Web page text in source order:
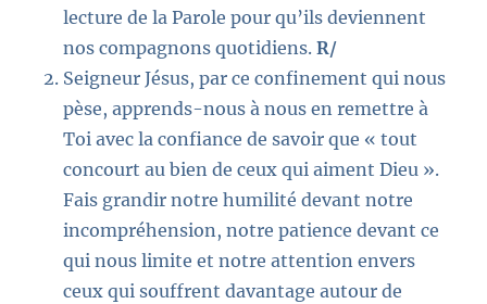
lecture de la Parole pour qu’ils deviennent
nos compagnons quotidiens.R/
Seigneur Jésus, par ce confinement qui nous
pèse, apprends-nous à nous en remettre à
Toi avec la confiance de savoir que « tout
concourt au bien de ceux qui aiment Dieu ».
Fais grandir notre humilité devant notre
incompréhension, notre patience devant ce
qui nous limite et notre attention envers
ceux qui souffrent davantage autour de